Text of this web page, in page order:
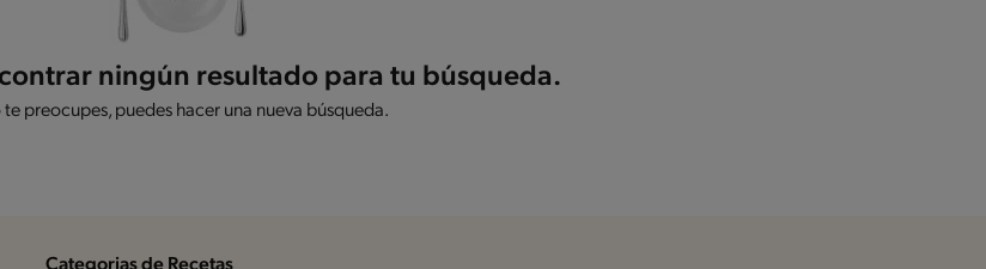
ningún resultado para tu búsqueda.
te preocupes, puedes hacer una nueva búsqueda.
Categorias de Recetas